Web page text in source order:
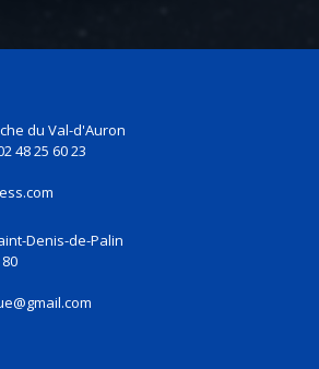
du Val-d'Auron
48 25 60 23
Denis-de-Palin